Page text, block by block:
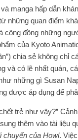
manga hấp dẫn
những quan điểm
cộng đồng những
của Kyoto
chia sẻ không chỉ
và có lẽ nhất quán,
những gì Susan
được áp dụng để
trẻ như vậy?”
thêm vào tài liệu
chuyển của Howl.